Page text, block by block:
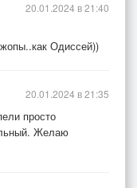
Одиссей))
20.01.2024 в 21:40
просто
Желаю
20.01.2024 в 21:35